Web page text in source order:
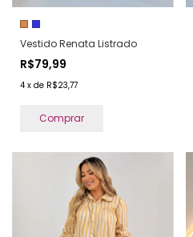
Vestido Renata Listrado
R$79,99
4 x de R$23,77
Comprar